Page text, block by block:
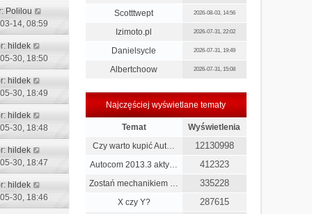
Polilou
14, 08:59
hildek
30, 18:50
hildek
30, 18:49
hildek
30, 18:48
hildek
30, 18:47
hildek
30, 18:46
Scotttwept 2026-08-03, 14:56
Izimoto.pl 2026-07-31, 22:02
Danielsycle 2026-07-31, 19:49
Albertchoow 2026-07-31, 15:08
Najczęściej wyświetlane tematy
Temat
Wyświetlenia
Czy warto kupić Aut…
12130998
Autocom 2013.3 akty… 412323
Zostań mechanikiem … 335228
X czy Y? 287615